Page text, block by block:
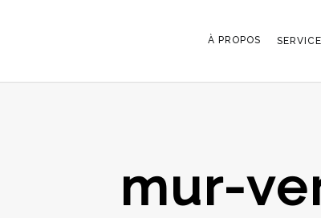
À PROPOS
mur-